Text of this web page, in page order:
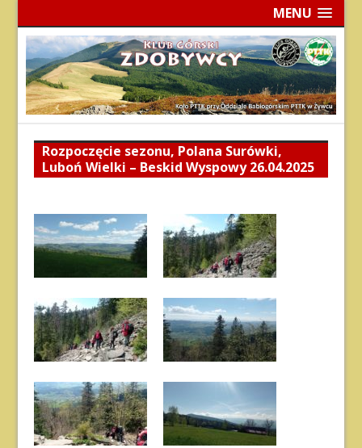
MENU
Rozpoczęcie sezonu, Polana Surówki,
Luboń Wielki – Beskid Wyspowy 26.04.2025